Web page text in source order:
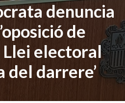
denuncia
de
electoral
del darrere’